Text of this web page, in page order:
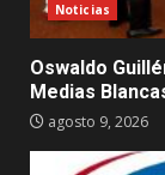
Noticias
Oswaldo
Medias
agosto 9, 2026